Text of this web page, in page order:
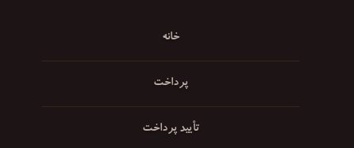
خانه
پرداخت
تأیید پرداخت